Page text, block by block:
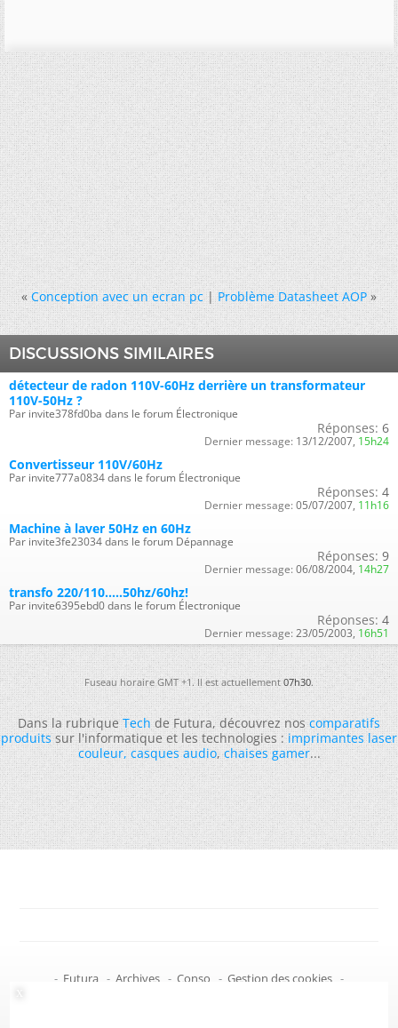
« Conception avec un ecran pc|Problème Datasheet AOP »
DISCUSSIONS SIMILAIRES
détecteur de radon 110V-60Hz derrière un transformateur
110V-50Hz ?
Par invite378fd0ba dans le forum Électronique
Réponses: 6
Dernier message: 13/12/2007, 15h24
Convertisseur 110V/60Hz
Par invite777a0834 dans le forum Électronique
Réponses: 4
Dernier message: 05/07/2007, 11h16
Machine à laver 50Hz en 60Hz
Par invite3fe23034 dans le forum Dépannage
Réponses: 9
Dernier message: 06/08/2004, 14h27
transfo 220/110.....50hz/60hz!
Par invite6395ebd0 dans le forum Électronique
Réponses: 4
Dernier message: 23/05/2003, 16h51
Fuseau horaire GMT +1. Il est actuellement07h30.
Dans la rubriqueTechde Futura, découvrez noscomparatifs
produitssur l'informatique et les technologies :imprimantes laser
couleur,casques audio,chaises gamer...
- Futura - Archives - Conso - Gestion des cookies -